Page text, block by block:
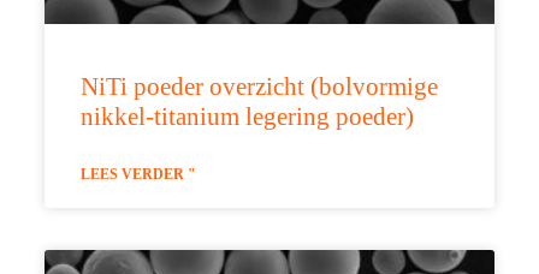
NiTi poeder overzicht (bolvormige
nikkel-titanium legering poeder)
LEES VERDER "